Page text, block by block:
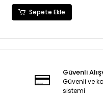
Sepete Ekle
Güvenli
Güvenli ve
sistemi